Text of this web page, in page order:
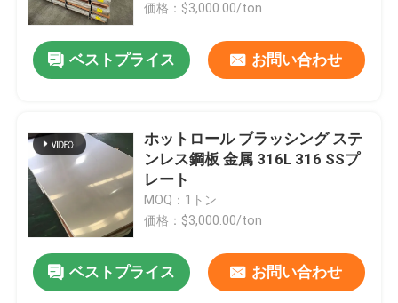
製品
ビデオ
企業情報
価格：$3,000.00/ton
ベストプライス お問い合わせ
ホットロール ブラッシング ステ
ンレス鋼板 金属 316L 316 SSプ
レート
MOQ：1トン
価格：$3,000.00/ton
ベストプライス お問い合わせ